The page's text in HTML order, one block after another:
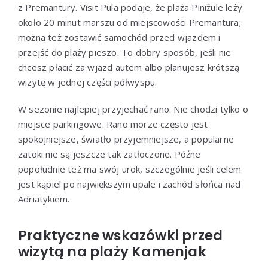
z Premantury. Visit Pula podaje, że plaża Pinižule leży
około 20 minut marszu od miejscowości Premantura;
można też zostawić samochód przed wjazdem i
przejść do plaży pieszo. To dobry sposób, jeśli nie
chcesz płacić za wjazd autem albo planujesz krótszą
wizytę w jednej części półwyspu.
W sezonie najlepiej przyjechać rano. Nie chodzi tylko o
miejsce parkingowe. Rano morze często jest
spokojniejsze, światło przyjemniejsze, a popularne
zatoki nie są jeszcze tak zatłoczone. Późne
popołudnie też ma swój urok, szczególnie jeśli celem
jest kąpiel po największym upale i zachód słońca nad
Adriatykiem.
Praktyczne wskazówki przed
wizytą na plaży Kamenjak